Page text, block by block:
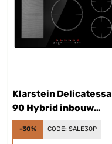
Klarstein Delicatessa
90 Hybrid inbouw
inductiekookplaat 5
zones 7400W zwart
-30% CODE: SALE30P